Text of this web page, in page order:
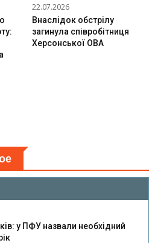
22.07.2026
Внаслідок обстрілу
загинула співробітниця
Херсонської ОВА
у ПФУ назвали необхідний